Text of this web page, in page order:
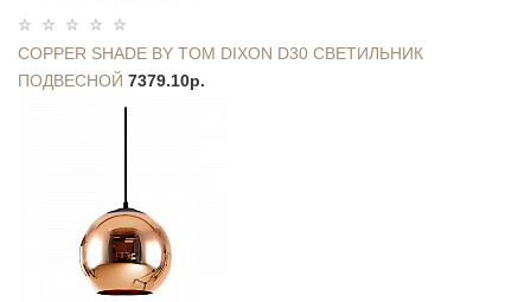
COPPER SHADE BY TOM DIXON D30 СВЕТИЛЬНИК
ПОДВЕСНОЙ 7379.10р.